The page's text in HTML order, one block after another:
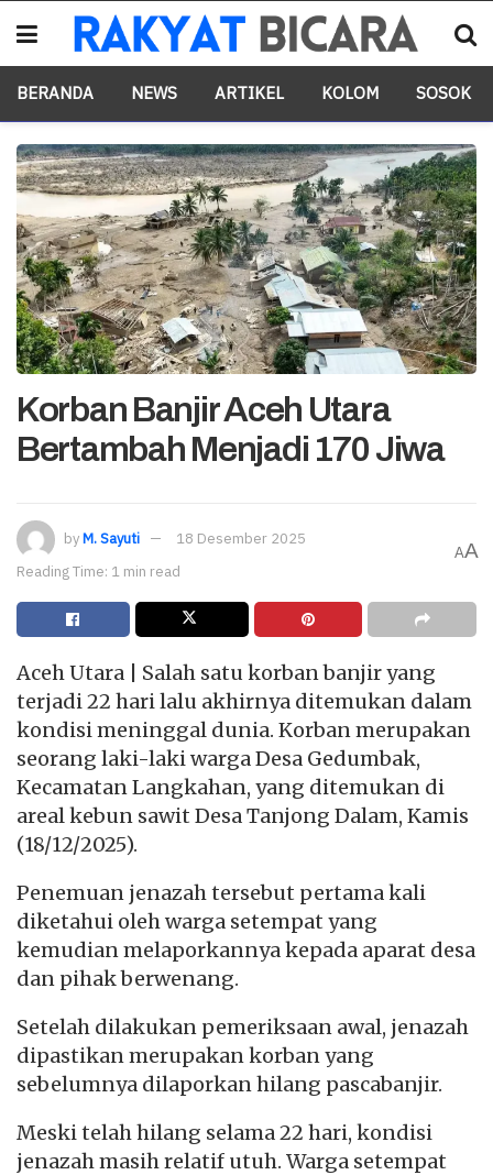
BERANDA NEWS ARTIKEL KOLOM SOSOK
Korban Banjir Aceh Utara
Bertambah Menjadi 170 Jiwa
byM. Sayuti
18 Desember 2025
Reading Time: 1 min read
AA
Aceh Utara | Salah satu korban banjir yang
terjadi 22 hari lalu akhirnya ditemukan dalam
kondisi meninggal dunia. Korban merupakan
seorang laki-laki warga Desa Gedumbak,
Kecamatan Langkahan, yang ditemukan di
areal kebun sawit Desa Tanjong Dalam, Kamis
(18/12/2025).
Penemuan jenazah tersebut pertama kali
diketahui oleh warga setempat yang
kemudian melaporkannya kepada aparat desa
dan pihak berwenang.
Setelah dilakukan pemeriksaan awal, jenazah
dipastikan merupakan korban yang
sebelumnya dilaporkan hilang pascabanjir.
Meski telah hilang selama 22 hari, kondisi
jenazah masih relatif utuh. Warga setempat